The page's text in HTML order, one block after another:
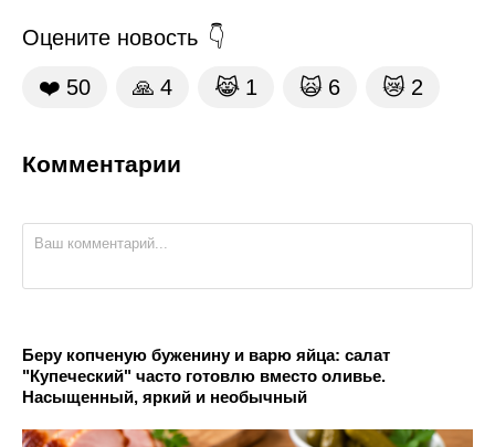
Оцените новость
❤️ 50 🙏 4 😹 1 🙀 6 😿 2
Комментарии
Беру копченую буженину и варю яйца: салат
"Купеческий" часто готовлю вместо оливье.
Насыщенный, яркий и необычный